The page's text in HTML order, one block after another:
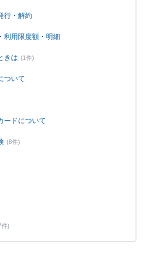
行・解約
利用限度額・明細
きは (1件)
ついて
ードについて
(8件)
件)